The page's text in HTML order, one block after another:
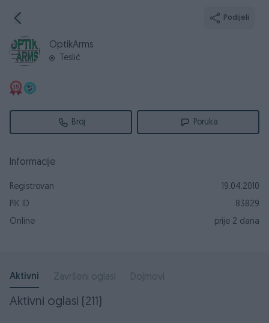
Podijeli
OptikArms
Teslić
Broj Poruka
Informacije
Registrovan
19.04.2010
PIK ID
83829
Online
prije 2 dana
Aktivni Završeni oglasi Dojmovi
Aktivni oglasi (211)